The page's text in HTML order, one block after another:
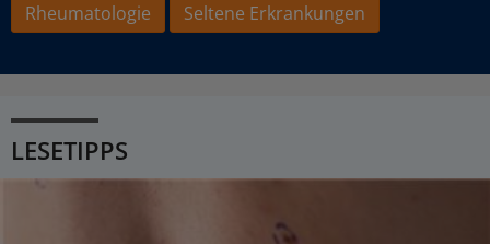
Rheumatologie
Seltene Erkrankungen
LESETIPPS